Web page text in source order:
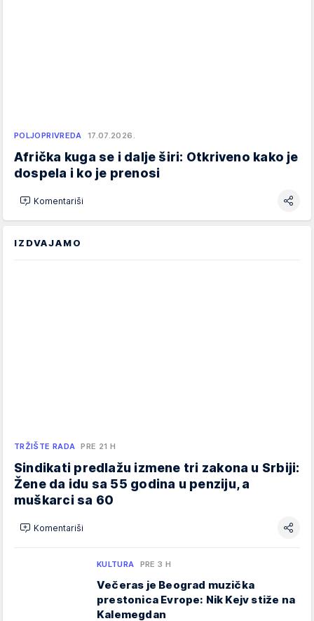
POLJOPRIVREDA 17.07.2026.
Afrička kuga se i dalje širi: Otkriveno kako je
dospela i ko je prenosi
Komentariši
IZDVAJAMO
TRŽIŠTE RADA PRE 21 H
Sindikati predlažu izmene tri zakona u Srbiji:
Žene da idu sa 55 godina u penziju, a
muškarci sa 60
Komentariši
KULTURA PRE 3 H
Večeras je Beograd muzička
prestonica Evrope: Nik Kejv stiže na
Kalemegdan